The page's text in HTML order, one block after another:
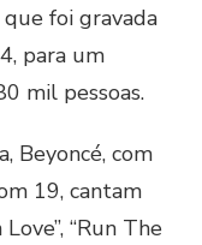
foi gravada
para um
mil pessoas.
Beyoncé, com
19, cantam
“Run The